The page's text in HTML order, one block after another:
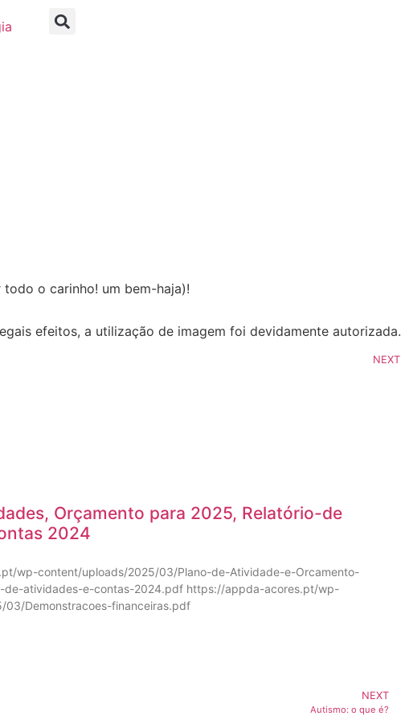
o carinho! um bem-haja)!
efeitos, a utilização de imagem foi devidamente autorizada.
NEXT
Orçamento para 2025, Relatório-de
2024
wp-content/uploads/2025/03/Plano-de-Atividade-e-Orcamento-
de-atividades-e-contas-2024.pdf https://appda-acores.pt/wp-
03/Demonstracoes-financeiras.pdf
NEXT
Autismo: o que é?